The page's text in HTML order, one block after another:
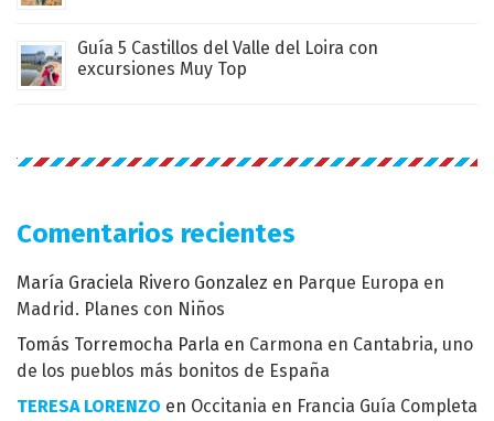
Guía 5 Castillos del Valle del Loira con
excursiones Muy Top
Comentarios recientes
María Graciela Rivero Gonzalez en Parque Europa en
Madrid. Planes con Niños
Tomás Torremocha Parla en Carmona en Cantabria, uno
de los pueblos más bonitos de España
TERESA LORENZO en Occitania en Francia Guía Completa